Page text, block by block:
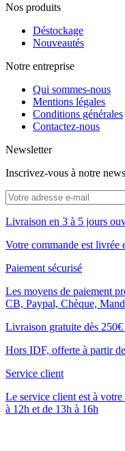
Nos produits
Déstockage
Nouveautés
Notre entreprise
Qui sommes-nous
Mentions légales
Conditions générales
Contactez-nous
Newsletter
Inscrivez-vous à notre
Livraison en 3 à 5 jours
Votre commande est livrée
Paiement sécurisé
Les moyens de paiement
CB, Paypal, Chèque,
Livraison gratuite dès
Hors IDF, offerte à partir
Service client
Le service client est à
à 12h et de 13h à 16h